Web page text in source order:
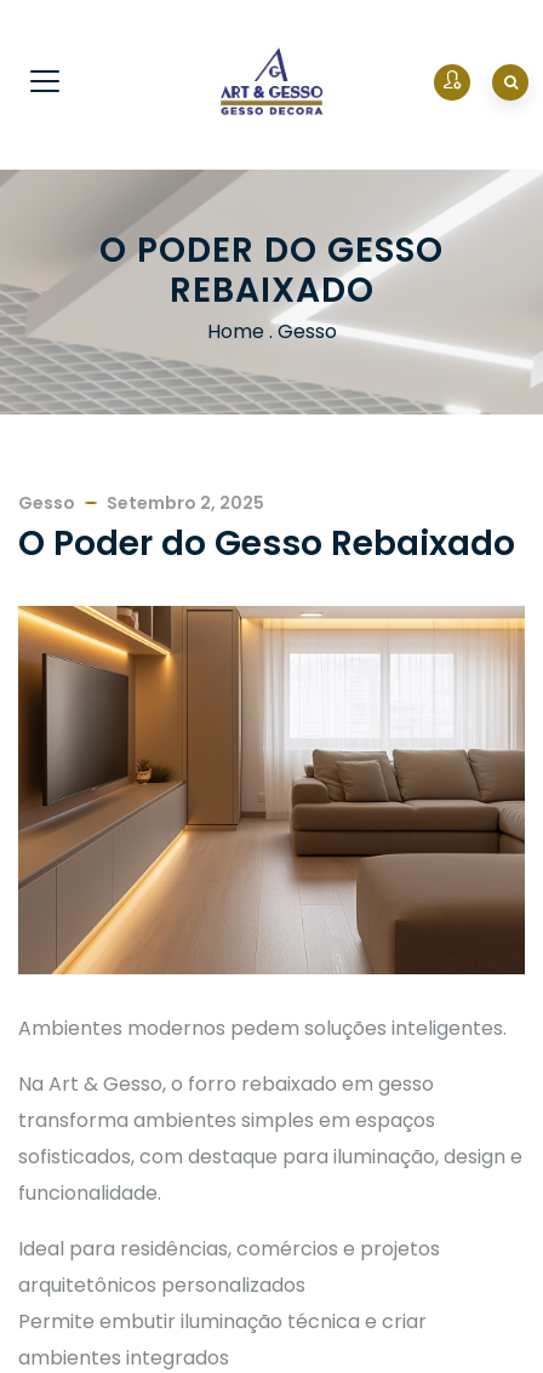
O PODER DO GESSO
REBAIXADO
Home.Gesso
Gesso Setembro 2, 2025
O Poder do Gesso Rebaixado
Ambientes modernos pedem soluções inteligentes.
Na Art & Gesso, o forro rebaixado em gesso
transforma ambientes simples em espaços
sofisticados, com destaque para iluminação, design e
funcionalidade.
Ideal para residências, comércios e projetos
arquitetônicos personalizados
Permite embutir iluminação técnica e criar
ambientes integrados